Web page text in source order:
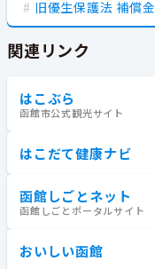
旧優生保護法 補償金
関連リンク
はこぶら
函館市公式観光サイト
はこだて健康ナビ
函館しごとネット
函館しごとポータルサイト
おいしい函館